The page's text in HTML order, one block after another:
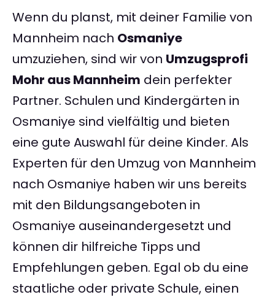
Wenn du planst, mit deiner Familie von
Mannheim nach Osmaniye
umzuziehen, sind wir von Umzugsprofi
Mohr aus Mannheim dein perfekter
Partner. Schulen und Kindergärten in
Osmaniye sind vielfältig und bieten
eine gute Auswahl für deine Kinder. Als
Experten für den Umzug von Mannheim
nach Osmaniye haben wir uns bereits
mit den Bildungsangeboten in
Osmaniye auseinandergesetzt und
können dir hilfreiche Tipps und
Empfehlungen geben. Egal ob du eine
staatliche oder private Schule, einen